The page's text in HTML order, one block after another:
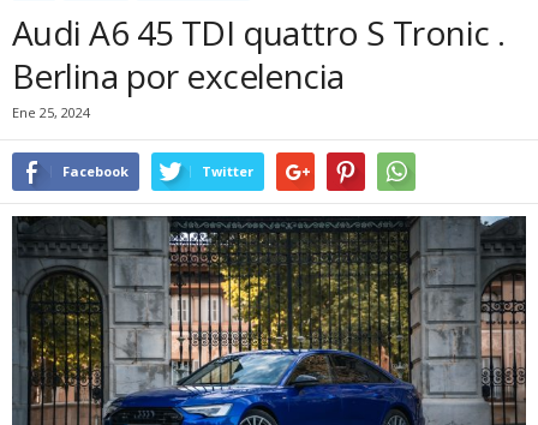
Audi A6 45 TDI quattro S Tronic .
Berlina por excelencia
Ene 25, 2024
Facebook Twitter